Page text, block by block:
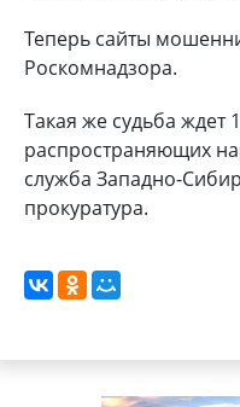
Теперь сайты
Роскомнадзора.
Такая же судьба ждет
распространяющих
служба Западно-
прокуратура.